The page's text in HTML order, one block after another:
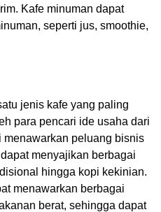
Kafe minuman dapat
seperti jus, smoothie,
jenis kafe yang paling
para pencari ide usaha dari
menawarkan peluang bisnis
menyajikan berbagai
hingga kopi kekinian.
menawarkan berbagai
berat, sehingga dapat